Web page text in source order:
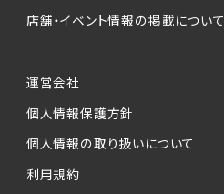
店舗・イベント情報の掲載について
運営会社
個人情報保護方針
個人情報の取り扱いについて
利用規約